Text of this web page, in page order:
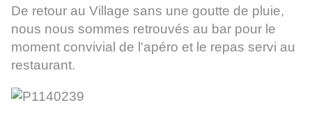
De retour au Village sans une goutte de pluie,
nous nous sommes retrouvés au bar pour le
moment convivial de l'apéro et le repas servi au
restaurant.